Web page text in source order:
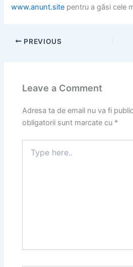
www.anunt.site pentru a găsi cele
PREVIOUS
Leave a Comment
Adresa ta de email nu va fi
obligatorii sunt marcate cu *
here..